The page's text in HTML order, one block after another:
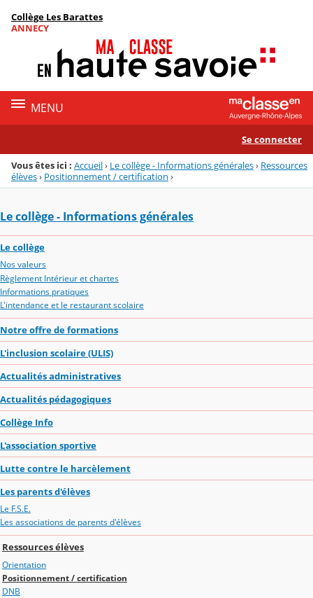
Menu de la rubrique
Contenu
Collège Les Barattes
ANNECY
MENU
Se connecter
Vous êtes ici : Accueil› Le collège - Informations générales› Ressources
élèves› Positionnement / certification ›
Le collège - Informations générales
Le collège
Nos valeurs
Règlement Intérieur et chartes
Informations pratiques
L'intendance et le restaurant scolaire
Notre offre de formations
L'inclusion scolaire (ULIS)
Actualités administratives
Actualités pédagogiques
Collège Info
L'association sportive
Lutte contre le harcèlement
Les parents d'élèves
Le F.S.E.
Les associations de parents d'élèves
Ressources élèves
Orientation
Positionnement / certification
DNB